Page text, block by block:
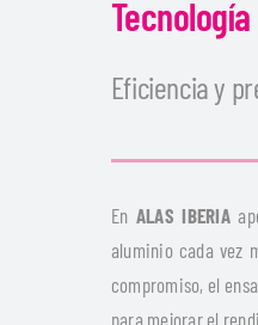
Eficiencia y
En ALAS IBERIA
aluminio cada vez
compromiso, el
para mejorar el